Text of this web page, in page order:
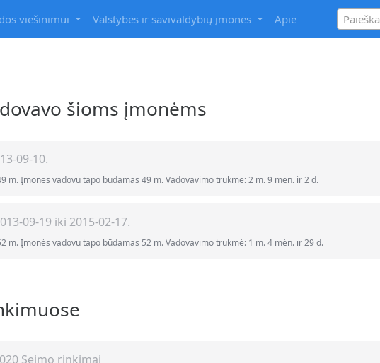
viešinimui Valstybės ir savivaldybių įmonės Apie Paieška
šioms įmonėms
09-10.
m. Įmonės vadovu tapo būdamas 49 m. Vadovavimo trukmė: 2 m. 9 mėn. ir 2 d.
09-19 iki 2015-02-17.
m. Įmonės vadovu tapo būdamas 52 m. Vadovavimo trukmė: 1 m. 4 mėn. ir 29 d.
Seimo rinkimai